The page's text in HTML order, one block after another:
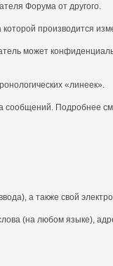
Форума от другого.
производится
может
«линеек».
сообщений. Подробнее
а также свой
(на любом языке),